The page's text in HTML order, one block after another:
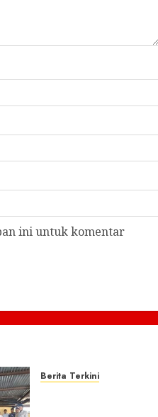
ini untuk komentar
Berita Terkini